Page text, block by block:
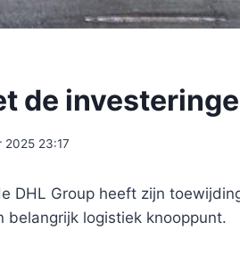
de
2025 23:17
DHL Group heeft zijn
belangrijk logistiek knooppunt.